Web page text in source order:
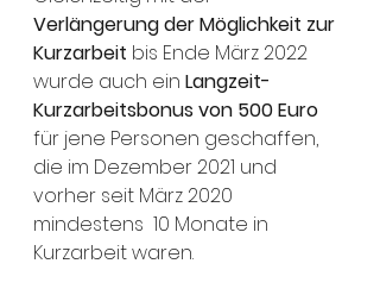
Verlängerung der Möglichkeit zur
Kurzarbeit bis Ende März 2022
wurde auch ein Langzeit-
Kurzarbeitsbonus von 500 Euro
für jene Personen geschaffen,
die im Dezember 2021 und
vorher seit März 2020
mindestens  10 Monate in
Kurzarbeit waren.